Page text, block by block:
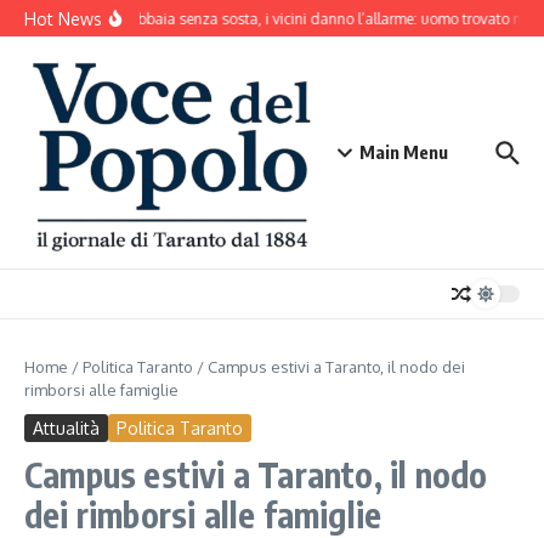
Salta al contenuto
Hot NewsIl cane abbaia senza sosta, i vicini danno l’allarme: uomo trovato
Main Menu
Home / Politica Taranto / Campus estivi a Taranto, il nodo dei
rimborsi alle famiglie
Attualità Politica Taranto
Campus estivi a Taranto, il nodo
dei rimborsi alle famiglie